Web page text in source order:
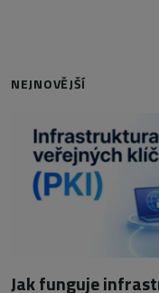
NEJNOVĚJŠÍ
Jak funguje